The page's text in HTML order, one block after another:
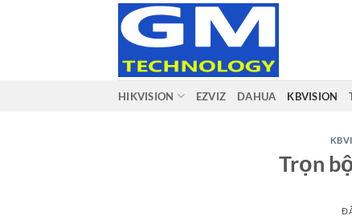
HIKVISION EZVIZ DAHUA KBVISION
Trọn